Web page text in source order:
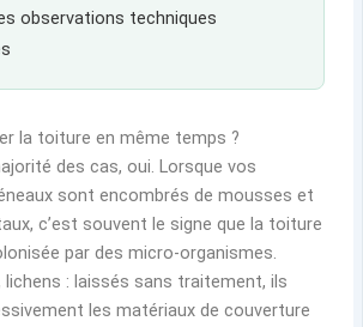
observations techniques
la toiture en même temps ?
des cas, oui. Lorsque vos
sont encombrés de mousses et
c’est souvent le signe que la toiture
par des micro-organismes.
lichens : laissés sans traitement, ils
les matériaux de couverture